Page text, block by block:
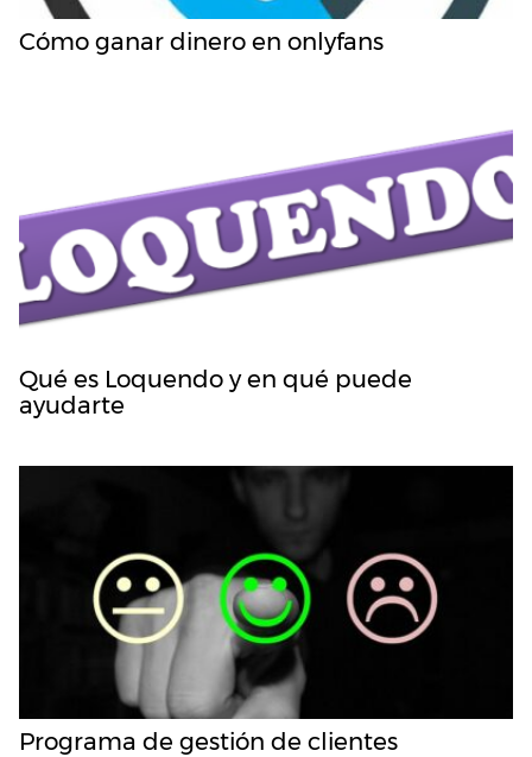
Cómo ganar dinero en onlyfans
Qué es Loquendo y en qué puede
ayudarte
Programa de gestión de clientes